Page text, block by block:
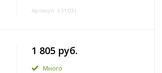
Артикул: 631031
1 805 руб.
Много